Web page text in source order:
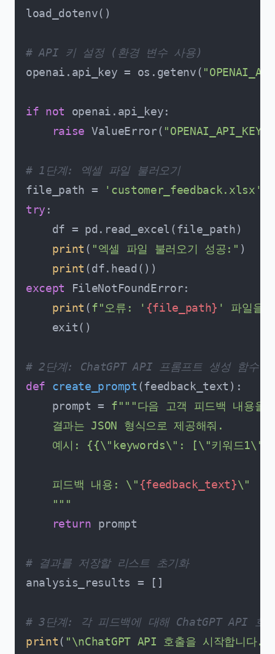
load_dotenv()
# API 키 설정 (환경 변수 사용)
openai.api_key = os.getenv(
if not
openai.api_key:
raise ValueError(
# 1단계: 엑셀 파일 불러오기
file_path =
'customer_feedback.xlsx'
try :
    df = pd.read_excel(file_path)
print ( "엑셀 파일 불러오기 성공:" )
print
except FileNotFoundError:
print (f"오류: ' {file_path} ' 파일을
    exit()
# 2단계: ChatGPT API 프롬프트 생성 함수
def
create_prompt (feedback_text ):
    prompt =
f"""다음 고객 피드백 내용을
    결과는 JSON 형식으로 제공해줘.
예시: {{\"keywords\": [\"키워드
    피드백 내용: \"
{feedback_text}\"
    """
return prompt
# 결과를 저장할 리스트 초기화
analysis_results = []
# 3단계: 각 피드백에 대해 ChatGPT API 호
print( "\nChatGPT API 호출을 시작합니다